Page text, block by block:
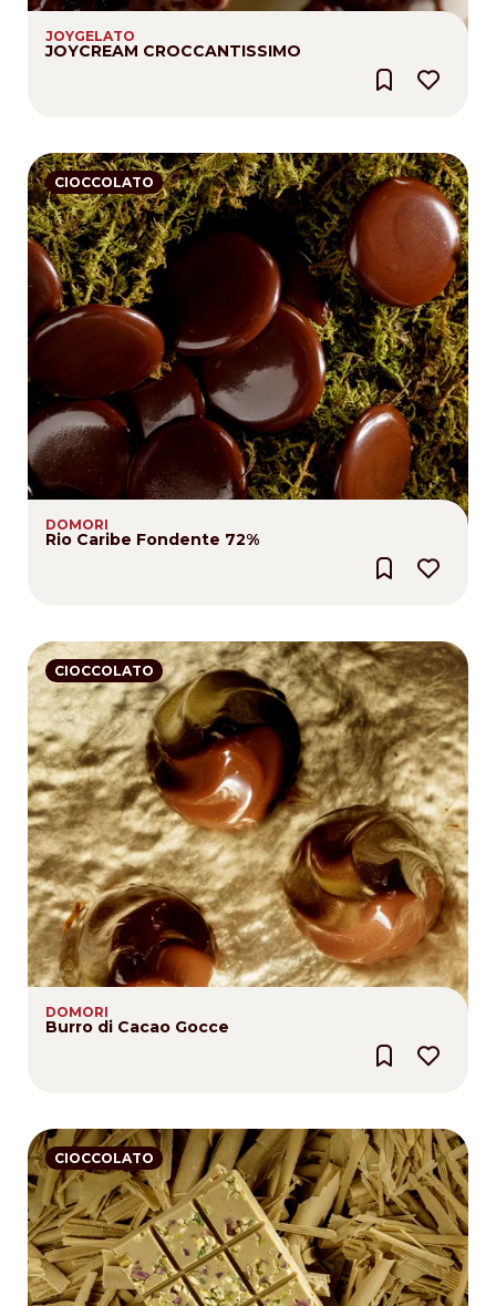
JOYGELATO
JOYCREAM CROCCANTISSIMO
CIOCCOLATO
DOMORI
Rio Caribe Fondente 72%
CIOCCOLATO
DOMORI
Burro di Cacao Gocce
CIOCCOLATO